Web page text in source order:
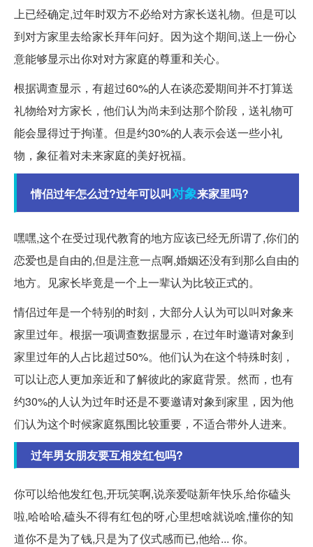
上已经确定,过年时双方不必给对方家长送礼物。但是可以
到对方家里去给家长拜年问好。因为这个期间,送上一份心
意能够显示出你对对方家庭的尊重和关心。
根据调查显示，有超过60%的人在谈恋爱期间并不打算送
礼物给对方家长，他们认为尚未到达那个阶段，送礼物可
能会显得过于拘谨。但是约30%的人表示会送一些小礼
物，象征着对未来家庭的美好祝福。
情侣过年怎么过?过年可以叫对象来家里吗?
嘿嘿,这个在受过现代教育的地方应该已经无所谓了,你们的
恋爱也是自由的,但是注意一点啊,婚姻还没有到那么自由的
地方。见家长毕竟是一个上一辈认为比较正式的。
情侣过年是一个特别的时刻，大部分人认为可以叫对象来
家里过年。根据一项调查数据显示，在过年时邀请对象到
家里过年的人占比超过50%。他们认为在这个特殊时刻，
可以让恋人更加亲近和了解彼此的家庭背景。然而，也有
约30%的人认为过年时还是不要邀请对象到家里，因为他
们认为这个时候家庭氛围比较重要，不适合带外人进来。
过年男女朋友要互相发红包吗?
你可以给他发红包,开玩笑啊,说亲爱哒新年快乐,给你磕头
啦,哈哈哈,磕头不得有红包的呀,心里想啥就说啥,懂你的知
道你不是为了钱,只是为了仪式感而已,他给... 你。